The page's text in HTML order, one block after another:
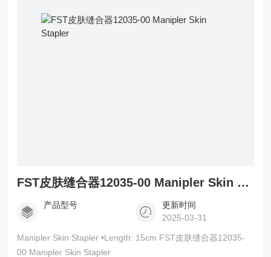
FST皮肤缝合器12035-00 Manipler Skin Stapler
产品型号
更新时间
2025-03-31
Manipler Skin Stapler •Length: 15cm FST皮肤缝合器12035-
00 Manipler Skin Stapler